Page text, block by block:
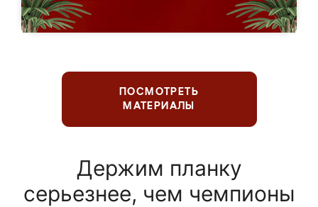
ПОСМОТРЕТЬ
МАТЕРИАЛЫ
Держим планку
серьезнее, чем чемпионы